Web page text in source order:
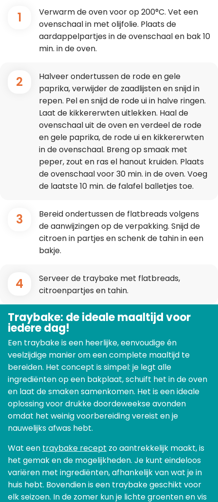
1
Verwarm de oven voor op 200°C. Vet een
ovenschaal in met olijfolie. Plaats de
aardappelpartjes in de ovenschaal en bak 10
min. in de oven.
2
Halveer ondertussen de rode en gele
paprika, verwijder de zaadlijsten en snijd in
repen. Pel en snijd de rode ui in halve ringen.
Laat de kikkererwten uitlekken. Haal de
ovenschaal uit de oven en verdeel de rode
en gele paprika, de rode ui en kikkererwten
in de ovenschaal. Breng op smaak met
peper, zout en ras el hanout kruiden. Plaats
de ovenschaal voor 30 min. in de oven. Voeg
de laatste 10 min. de falafel balletjes toe.
3
Bereid ondertussen de flatbreads volgens
de aanwijzingen op de verpakking. Snijd de
citroen in partjes en schenk de tahin in een
bakje.
4
Serveer de traybake met flatbreads,
citroenpartjes en tahin.
Traybake: de ideale maaltijd voor
iedere dag!
Een traybake is een heerlijke, eenvoudige én
veelzijdige manier om een complete maaltijd te
bereiden. Het concept is simpel: je legt alle
ingrediënten op een bakplaat, schuift het in de oven
en laat de smaken samenkomen. Het is een ideale
oplossing voor drukke doordeweekse avonden
omdat het weinig voorbereiding vereist en je
nauwelijks afwas hebt.
Wat een traybake recept zo aantrekkelijk maakt, is
het gemak en de mogelijkheden. Je kunt eindeloos
variëren met ingrediënten, afhankelijk van wat je in
huis hebt. Bovendien is een traybake geschikt voor
elk seizoen. In de zomer kun je lichte groenten en vis